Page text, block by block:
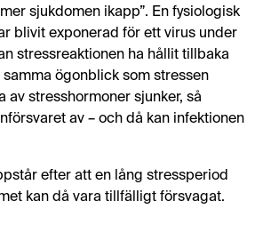
sjukdomen ikapp”. En fysiologisk
blivit exponerad för ett virus under
stressreaktionen ha hållit tillbaka
ögonblick som stressen
av stresshormoner sjunker, så
av – och då kan infektionen
efter att en lång stressperiod
kan då vara tillfälligt försvagat.